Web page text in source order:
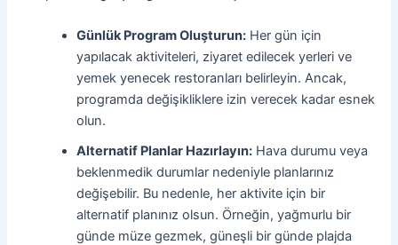
Günlük Program Oluşturun: Her gün için
yapılacak aktiviteleri, ziyaret edilecek yerleri ve
yemek yenecek restoranları belirleyin. Ancak,
programda değişikliklere izin verecek kadar esnek
olun.
Alternatif Planlar Hazırlayın: Hava durumu veya
beklenmedik durumlar nedeniyle planlarınız
değişebilir. Bu nedenle, her aktivite için bir
alternatif planınız olsun. Örneğin, yağmurlu bir
günde müze gezmek, güneşli bir günde plajda